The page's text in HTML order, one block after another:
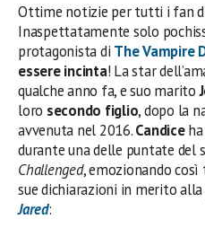
Ottime notizie per tutti i fan
Inaspettatamente solo
protagonista di The Vampire
essere incinta! La star
qualche anno fa, e suo marito
loro secondo figlio, dopo la
avvenuta nel 2016.Candiceha
durante una delle puntate del
Challenged, emozionando
sue dichiarazioni in merito alla
Jared: